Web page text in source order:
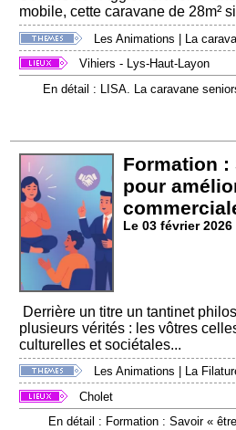
mobile, cette caravane de 28m²
Les Animations | La
Vihiers - Lys-Haut-Layon
En détail : LISA. La caravane
Formation :
pour
Le 03 février 2026
Derrière un titre un tantinet
plusieurs vérités : les vôtres
culturelles et sociétales...
Les Animations
La
Cholet
En détail : Formation : Savoir «